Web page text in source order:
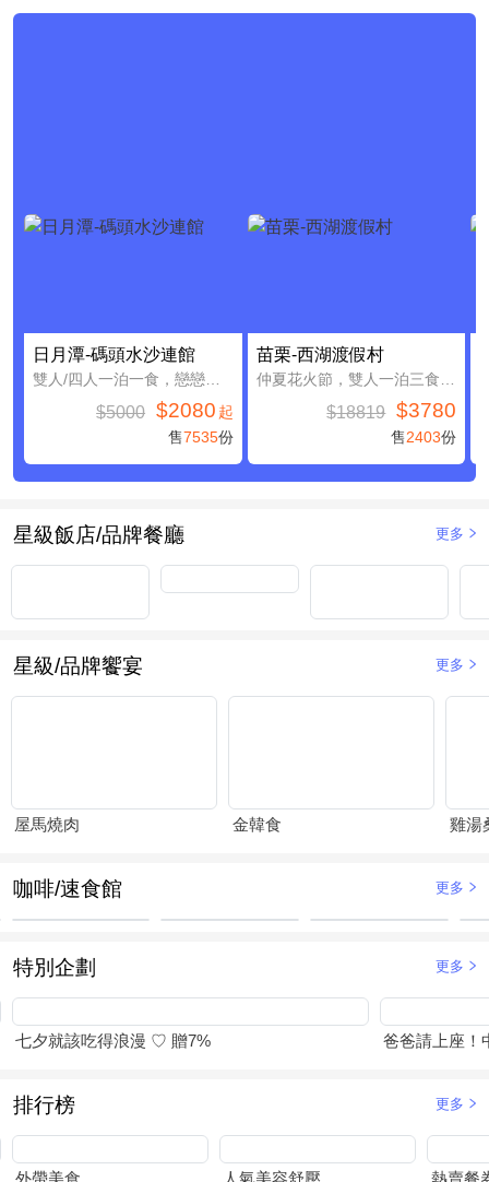
日月潭-碼頭水沙連館
$5000 $2080 起
售7535份
苗栗-西湖渡假村
$18819 $3780
售2403份
星級飯店/品牌餐廳 更多
星級/品牌饗宴 更多
屋馬燒肉 金韓食 雞湯
咖啡/速食館 更多
特別企劃 更多
七夕就該吃得浪漫 ♡ 贈7% 爸爸請上座！
排行榜 更多